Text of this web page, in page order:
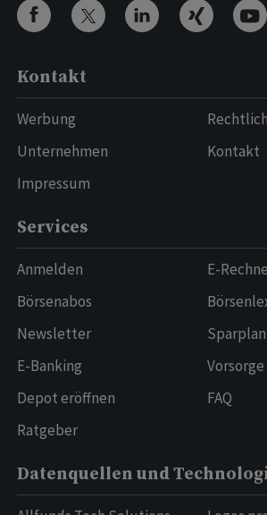
Kontakt
Werbung
Unternehmen
Impressum
Kontakt
Services
Anmelden
Börsenabos
Newsletter
E-Banking
Depot eröffnen
Ratgeber
E-
Sparplan
Vorsorge
FAQ
Datenquellen und